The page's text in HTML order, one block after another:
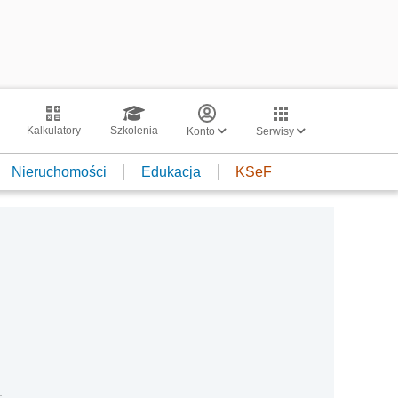
Kalkulatory Szkolenia Konto Serwisy
Nieruchomości Edukacja KSeF